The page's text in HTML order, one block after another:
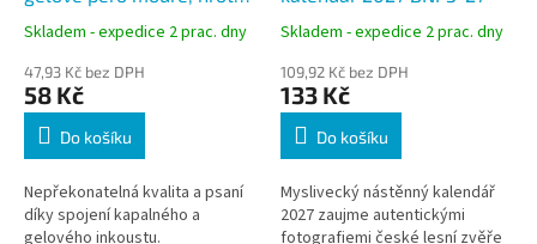
0,7 mm
Skladem - expedice 2 prac. dny
47,93 Kč bez DPH
58 Kč
Do košíku
Nepřekonatelná kvalita a psaní
díky spojení kapalného a
gelového inkoustu.
Skladem - expedice 2 prac. dny
109,92 Kč bez DPH
133 Kč
Do košíku
Myslivecký nástěnný kalendář
2027 zaujme autentickými
fotografiemi české lesní zvěře